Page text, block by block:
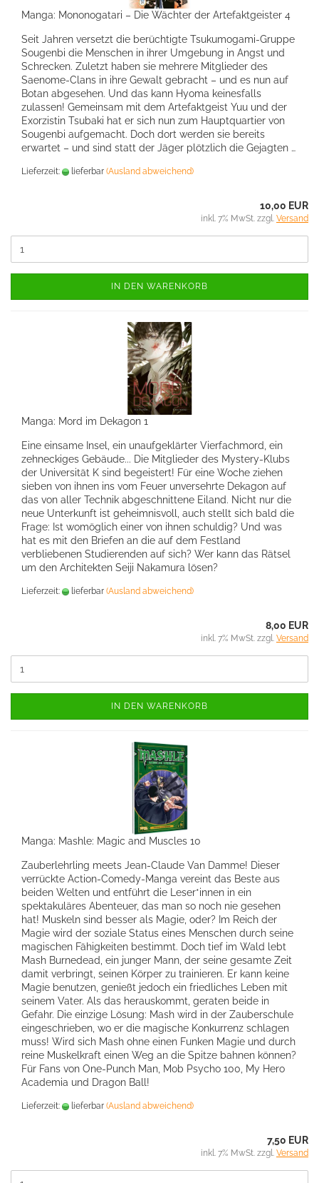
Manga: Mononogatari – Die Wächter der Artefaktgeister 4
Seit Jahren versetzt die berüchtigte Tsukumogami-Gruppe
Sougenbi die Menschen in ihrer Umgebung in Angst und
Schrecken. Zuletzt haben sie mehrere Mitglieder des
Saenome-Clans in ihre Gewalt gebracht – und es nun auf
Botan abgesehen. Und das kann Hyoma keinesfalls
zulassen! Gemeinsam mit dem Artefaktgeist Yuu und der
Exorzistin Tsubaki hat er sich nun zum Hauptquartier von
Sougenbi aufgemacht. Doch dort werden sie bereits
erwartet – und sind statt der Jäger plötzlich die Gejagten …
Lieferzeit: lieferbar (Ausland abweichend)
10,00 EUR
inkl. 7% MwSt. zzgl. Versand
IN DEN WARENKORB
Manga: Mord im Dekagon 1
Eine einsame Insel, ein unaufgeklärter Vierfachmord, ein
zehneckiges Gebäude... Die Mitglieder des Mystery-Klubs
der Universität K sind begeistert! Für eine Woche ziehen
sieben von ihnen ins vom Feuer unversehrte Dekagon auf
das von aller Technik abgeschnittene Eiland. Nicht nur die
neue Unterkunft ist geheimnisvoll, auch stellt sich bald die
Frage: Ist womöglich einer von ihnen schuldig? Und was
hat es mit den Briefen an die auf dem Festland
verbliebenen Studierenden auf sich? Wer kann das Rätsel
um den Architekten Seiji Nakamura lösen?
Lieferzeit: lieferbar (Ausland abweichend)
8,00 EUR
inkl. 7% MwSt. zzgl. Versand
IN DEN WARENKORB
Manga: Mashle: Magic and Muscles 10
Zauberlehrling meets Jean-Claude Van Damme! Dieser
verrückte Action-Comedy-Manga vereint das Beste aus
beiden Welten und entführt die Leser*innen in ein
spektakuläres Abenteuer, das man so noch nie gesehen
hat! Muskeln sind besser als Magie, oder? Im Reich der
Magie wird der soziale Status eines Menschen durch seine
magischen Fähigkeiten bestimmt. Doch tief im Wald lebt
Mash Burnedead, ein junger Mann, der seine gesamte Zeit
damit verbringt, seinen Körper zu trainieren. Er kann keine
Magie benutzen, genießt jedoch ein friedliches Leben mit
seinem Vater. Als das herauskommt, geraten beide in
Gefahr. Die einzige Lösung: Mash wird in der Zauberschule
eingeschrieben, wo er die magische Konkurrenz schlagen
muss! Wird sich Mash ohne einen Funken Magie und durch
reine Muskelkraft einen Weg an die Spitze bahnen können?
Für Fans von One-Punch Man, Mob Psycho 100, My Hero
Academia und Dragon Ball!
Lieferzeit: lieferbar (Ausland abweichend)
7,50 EUR
inkl. 7% MwSt. zzgl. Versand